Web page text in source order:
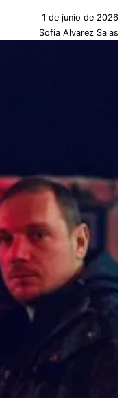
1 de junio de 2026
Sofía Alvarez Salas